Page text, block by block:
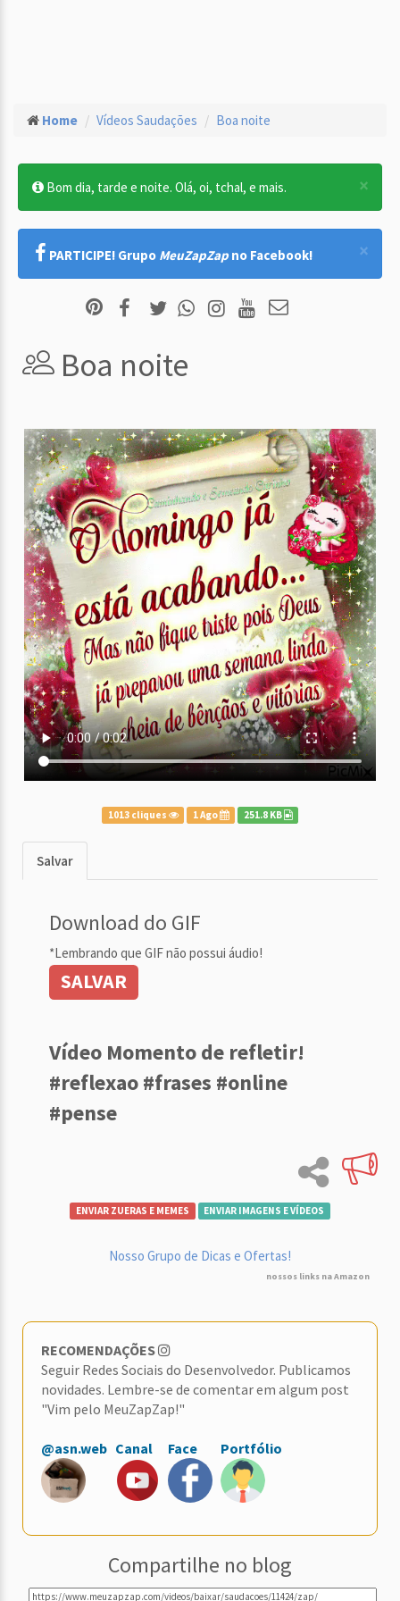
Home Vídeos Saudações Boa noite
×
Bom dia, tarde e noite. Olá, oi, tchal, e mais.
×
PARTICIPE! Grupo MeuZapZap no Facebook!
Boa noite
1013 cliques 1 Ago 251.8 KB
Salvar
Download do GIF
*Lembrando que GIF não possui áudio!
SALVAR
Vídeo Momento de refletir!
#reflexao #frases #online
#pense
ENVIAR ZUERAS E MEMES ENVIAR IMAGENS E VÍDEOS
Nosso Grupo de Dicas e Ofertas!
nossos links na Amazon
RECOMENDAÇÕES
Seguir Redes Sociais do Desenvolvedor. Publicamos
novidades. Lembre-se de comentar em algum post
"Vim pelo MeuZapZap!"
@asn.web Canal Face Portfólio
Compartilhe no blog